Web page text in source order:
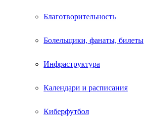
Благотворительность
Болельщики, фанаты, билеты
Инфраструктура
Календари и расписания
Киберфутбол